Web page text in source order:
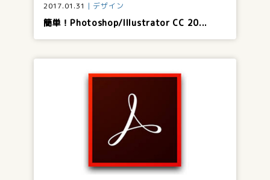
2017.01.31 デザイン
簡単！Photoshop/Illustrator CC 20...